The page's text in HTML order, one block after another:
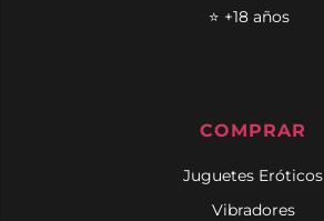
⭐ +18 años
COMPRAR
Juguetes Eróticos
Vibradores